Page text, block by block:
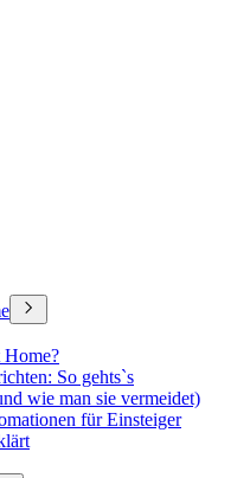
Home?
So gehts`s
wie man sie vermeidet)
für Einsteiger